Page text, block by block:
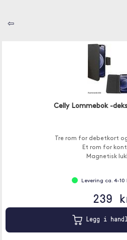
⇦
Celly Lommebok -
Tre rom for debetkort
Et rom for
Magnetisk
Levering ca. 4-
239
Legg i